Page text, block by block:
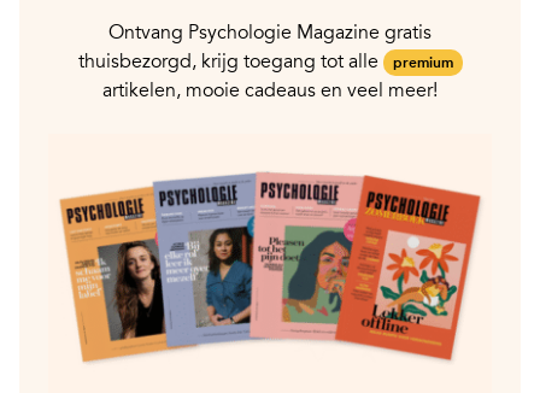
Ontvang Psychologie Magazine gratis
thuisbezorgd, krijg toegang tot alle
premium
artikelen, mooie cadeaus en veel meer!